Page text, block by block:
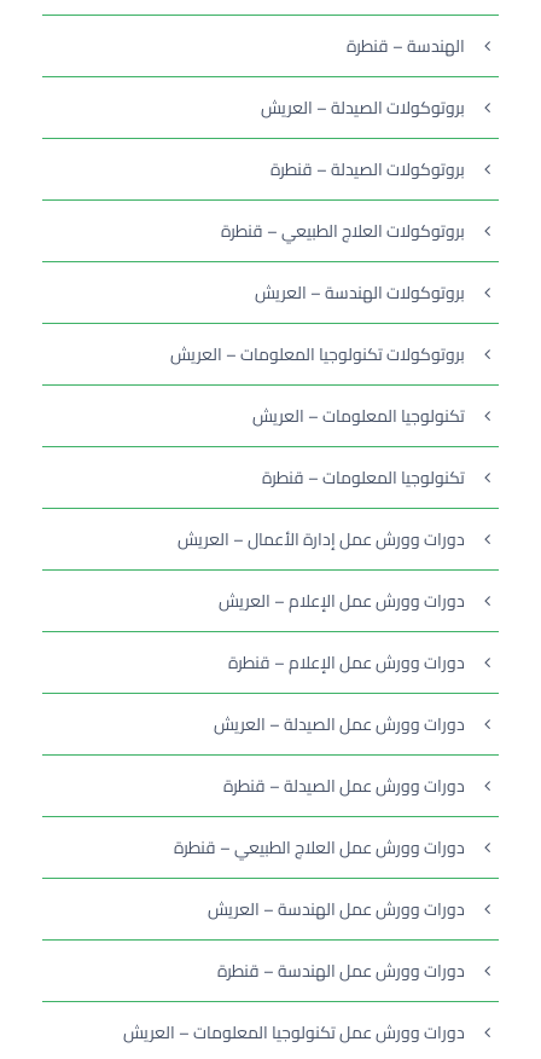
الهندسة – قنطرة
بروتوكولات الصيدلة – العريش
بروتوكولات الصيدلة – قنطرة
بروتوكولات العلاج الطبيعي – قنطرة
بروتوكولات الهندسة – العريش
بروتوكولات تكنولوجيا المعلومات – العريش
تكنولوجيا المعلومات – العريش
تكنولوجيا المعلومات – قنطرة
دورات وورش عمل إدارة الأعمال – العريش
دورات وورش عمل الإعلام – العريش
دورات وورش عمل الإعلام – قنطرة
دورات وورش عمل الصيدلة – العريش
دورات وورش عمل الصيدلة – قنطرة
دورات وورش عمل العلاج الطبيعي – قنطرة
دورات وورش عمل الهندسة – العريش
دورات وورش عمل الهندسة – قنطرة
دورات وورش عمل تكنولوجيا المعلومات – العريش